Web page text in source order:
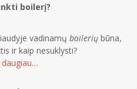
boilerį?
vadinamų boileriųbūna,
ir kaip nesuklysti?